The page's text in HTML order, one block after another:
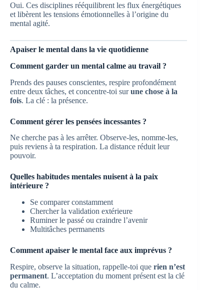
Oui. Ces disciplines rééquilibrent les flux énergétiques
et libèrent les tensions émotionnelles à l’origine du
mental agité.
Apaiser le mental dans la vie quotidienne
Comment garder un mental calme au travail ?
Prends des pauses conscientes, respire profondément
entre deux tâches, et concentre-toi surune chose à la
fois. La clé : la présence.
Comment gérer les pensées incessantes ?
Ne cherche pas à les arrêter. Observe-les, nomme-les,
puis reviens à ta respiration. La distance réduit leur
pouvoir.
Quelles habitudes mentales nuisent à la paix
intérieure ?
Se comparer constamment
Chercher la validation extérieure
Ruminer le passé ou craindre l’avenir
Multitâches permanents
Comment apaiser le mental face aux imprévus ?
Respire, observe la situation, rappelle-toi que rien n’est
permanent. L’acceptation du moment présent est la clé
du calme.